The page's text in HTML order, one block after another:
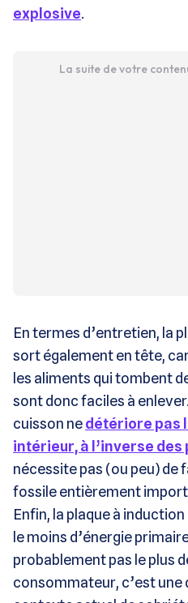
explosive.
La suite de votre
En termes d’entretien, la
sort également en tête,
les aliments qui tombent
sont donc faciles à
cuisson nedétériore pas
intérieur, à l’inverse des
nécessite pas (ou peu) de
fossile entièrement
Enfin, la plaque à
le moins d’énergie
probablement pas le plus
consommateur, c’est une